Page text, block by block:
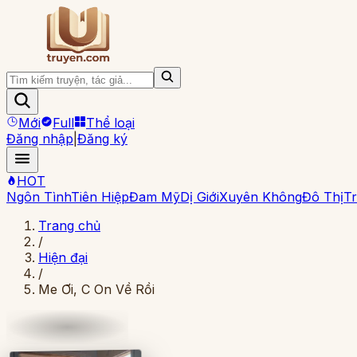
Mới Full
Thể loại
Đăng nhập Đăng ký
HOT
Ngôn TìnhTiên HiệpĐam MỹDị GiớiXuyên KhôngĐô Thị
Trang chủ
/
Hiện đại
/
Me Ơi, C On Về Rồi